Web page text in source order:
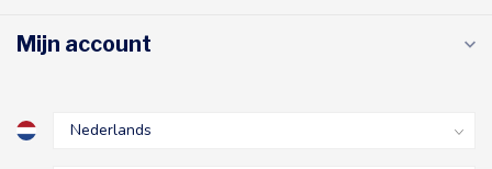
Mijn account